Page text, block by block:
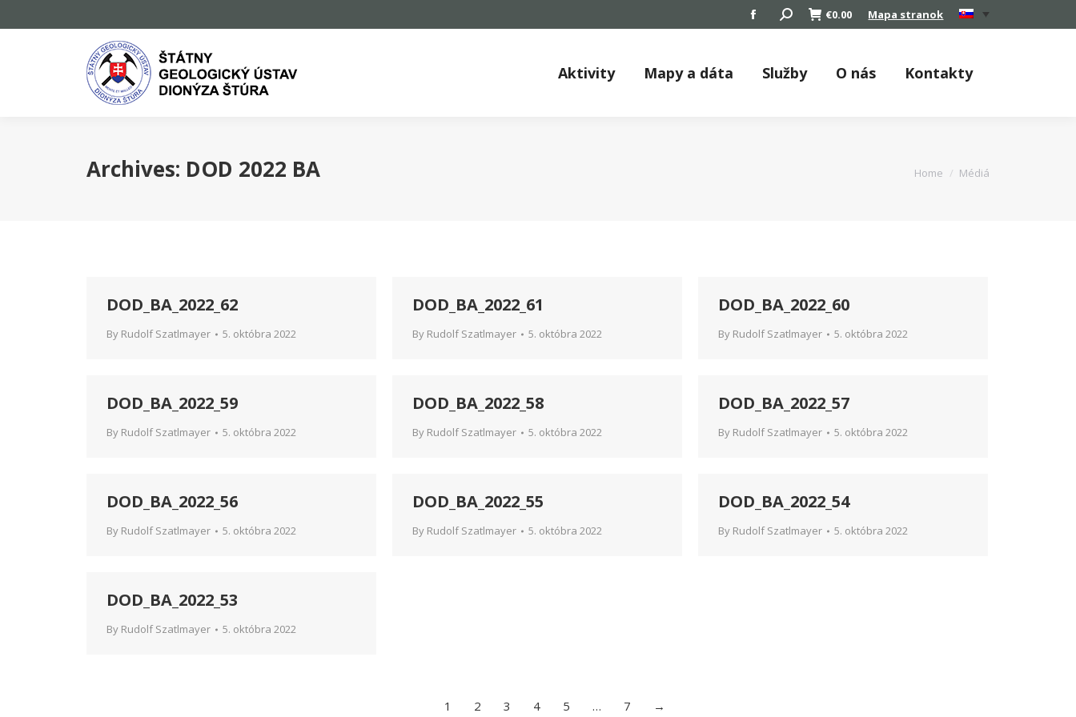
Facebook
opens
Search: €0.00 Mapa stranok
Aktivity Mapy a dáta Služby O nás Kontakty
Archives: DOD 2022 BA You are here:
Home Médiá
DOD_BA_2022_62
By Rudolf Szatlmayer 5. októbra 2022
DOD_BA_2022_61
By Rudolf Szatlmayer 5. októbra 2022
DOD_BA_2022_60
By Rudolf Szatlmayer 5. októbra 2022
DOD_BA_2022_59
By Rudolf Szatlmayer 5. októbra 2022
DOD_BA_2022_58
By Rudolf Szatlmayer 5. októbra 2022
DOD_BA_2022_57
By Rudolf Szatlmayer 5. októbra 2022
DOD_BA_2022_56
By Rudolf Szatlmayer 5. októbra 2022
DOD_BA_2022_55
By Rudolf Szatlmayer 5. októbra 2022
DOD_BA_2022_54
By Rudolf Szatlmayer 5. októbra 2022
DOD_BA_2022_53
By Rudolf Szatlmayer 5. októbra 2022
1 2 3 4 5 … 7 →